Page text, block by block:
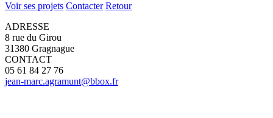
Voir ses projets Contacter Retour
ADRESSE
8 rue du Girou
31380 Gragnague
CONTACT
05 61 84 27 76
jean-marc.agramunt@bbox.fr